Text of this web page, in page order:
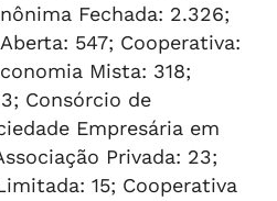
Fechada: 2.326;
547; Cooperativa:
Mista: 318;
Consórcio de
Empresária em
Privada: 23;
15; Cooperativa